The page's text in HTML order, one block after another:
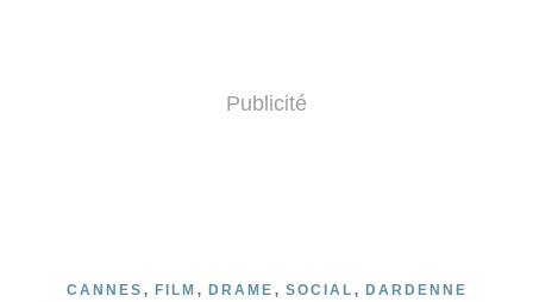
Publicité
CANNES , FILM , DRAME , SOCIAL , DARDENNE